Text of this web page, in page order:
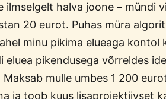
ilmselgelt halva joone – mündi
20 eurot. Puhas müra
minu pikima elueaga kontol
eluea pikendusega võrreldes
Maksab mulle umbes 1 200
ja toob kuus lisaprojektiivset